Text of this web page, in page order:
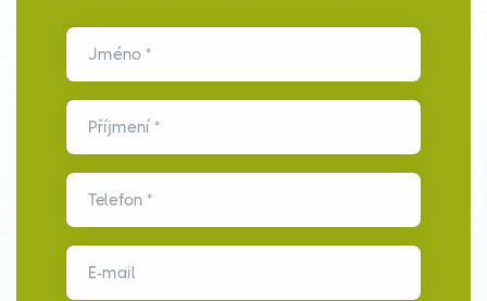
Jméno *
Příjmení *
Telefon *
E-mail